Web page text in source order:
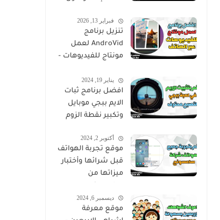
فبراير 13, 2026
تنزيل برنامج
AndroVid لعمل
مونتاج للفيديوهات -
يناير 19, 2024
افضل برنامج ثبات
الايم ببجي موبايل
وتكبير نقطة الزوم
أكتوبر 2, 2024
موقع تجربة الهواتف
قبل شرائها وأختبار
ميزاتها من
ديسمبر 6, 2024
موقع معرفة